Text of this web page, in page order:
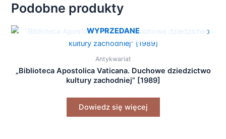
Podobne produkty
WYPRZEDANE
Antykwariat
„Biblioteca Apostolica Vaticana. Duchowe dziedzictwo
kultury zachodniej” [1989]
Dowiedz się więcej